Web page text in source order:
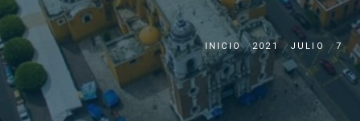
INICIO 2021 JULIO 7